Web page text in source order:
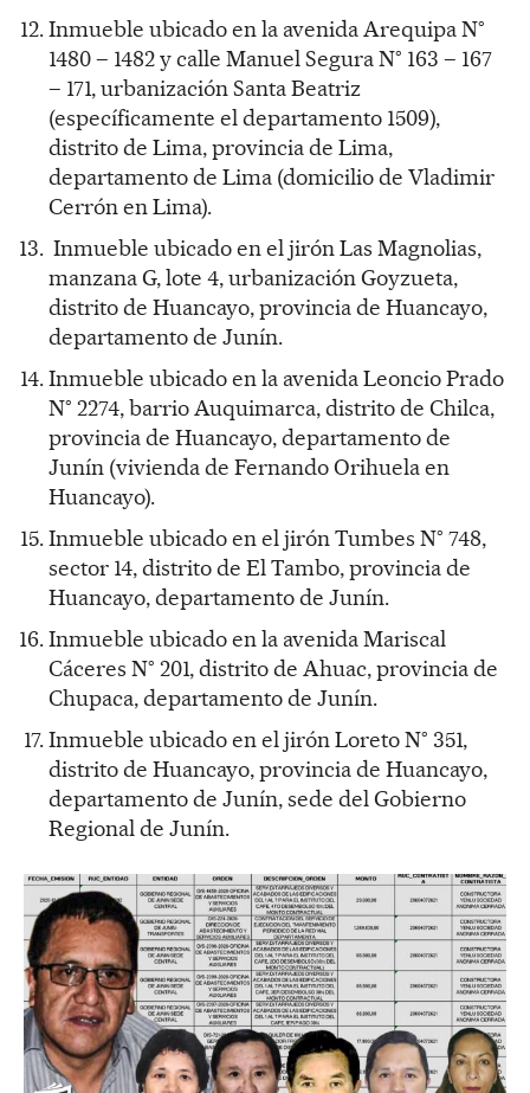
Inmueble ubicado en la avenida Arequipa N°
1480 – 1482 y calle Manuel Segura N° 163 – 167
– 171, urbanización Santa Beatriz
(específicamente el departamento 1509),
distrito de Lima, provincia de Lima,
departamento de Lima (domicilio de Vladimir
Cerrón en Lima).
Inmueble ubicado en el jirón Las Magnolias,
manzana G, lote 4, urbanización Goyzueta,
distrito de Huancayo, provincia de Huancayo,
departamento de Junín.
Inmueble ubicado en la avenida Leoncio Prado
N° 2274, barrio Auquimarca, distrito de Chilca,
provincia de Huancayo, departamento de
Junín (vivienda de Fernando Orihuela en
Huancayo).
Inmueble ubicado en el jirón Tumbes N° 748,
sector 14, distrito de El Tambo, provincia de
Huancayo, departamento de Junín.
Inmueble ubicado en la avenida Mariscal
Cáceres N° 201, distrito de Ahuac, provincia de
Chupaca, departamento de Junín.
Inmueble ubicado en el jirón Loreto N° 351,
distrito de Huancayo, provincia de Huancayo,
departamento de Junín, sede del Gobierno
Regional de Junín.